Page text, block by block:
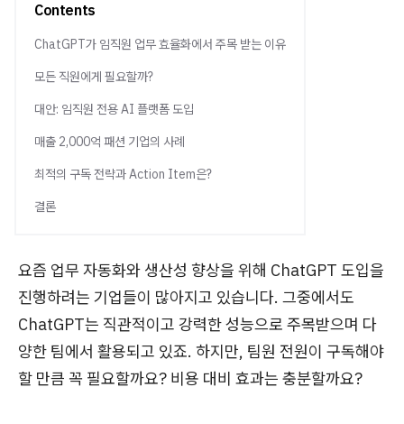
Contents
ChatGPT가 임직원 업무 효율화에서 주목 받는 이유
모든 직원에게 필요할까?
대안: 임직원 전용 AI 플랫폼 도입
매출 2,000억 패션 기업의 사례
최적의 구독 전략과 Action Item은?
결론
요즘 업무 자동화와 생산성 향상을 위해 ChatGPT 도입을
진행하려는 기업들이 많아지고 있습니다. 그중에서도
ChatGPT는 직관적이고 강력한 성능으로 주목받으며 다
양한 팀에서 활용되고 있죠. 하지만, 팀원 전원이 구독해야
할 만큼 꼭 필요할까요? 비용 대비 효과는 충분할까요?